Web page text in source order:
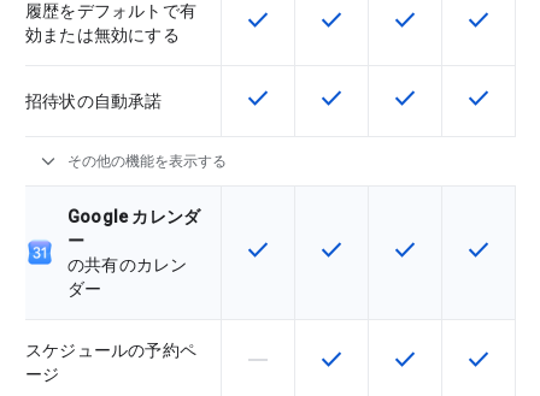
履歴をデフォルトで有
効または無効にする
この機能は該当の SKU で利用で
check この機能は該当の SKU
check この機能は該当
check この機
check
招待状の自動承諾 この機能は該当の SKU で利用で
check この機能は該当の SKU
check この機能は該当
check この機
check
expand_more その他の機能を表示する
Google カレンダ
ー
の共有のカレン
ダー
この機能は該当の SKU で利用で
check この機能は該当の SKU
check この機能は該当
check この機
check
スケジュールの予約ペ
ージ
この機能は該当の SKU でサポー
horizontal_rule この機能は該当の SKU
check この機能は該当
check この機
check